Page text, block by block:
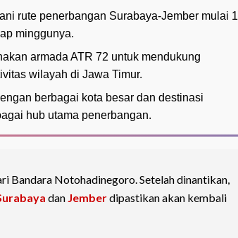
rute penerbangan Surabaya-Jember mulai 1
minggunya.
armada ATR 72 untuk mendukung
wilayah di Jawa Timur.
berbagai kota besar dan destinasi
hub utama penerbangan.
Bandara Notohadinegoro. Setelah dinantikan,
dan Jemberdipastikan akan kembali